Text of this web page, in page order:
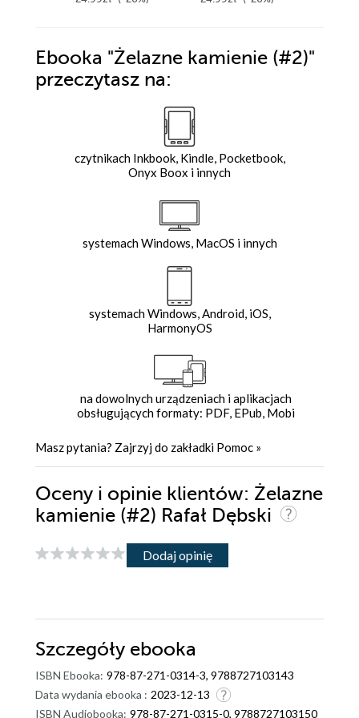
Ebooka "Żelazne kamienie (#2)"
przeczytasz na:
czytnikach Inkbook, Kindle, Pocketbook,
Onyx Boox i innych
systemach Windows, MacOS i innych
systemach Windows, Android, iOS,
HarmonyOS
na dowolnych urządzeniach i aplikacjach
obsługujących formaty: PDF, EPub, Mobi
Masz pytania? Zajrzyj do zakładki Pomoc »
Oceny i opinie klientów: Żelazne
kamienie (#2) Rafał Dębski
Dodaj opinię
Szczegóły ebooka
ISBN Ebooka: 978-87-271-0314-3, 9788727103143
Data wydania ebooka : 2023-12-13
ISBN Audiobooka: 978-87-271-0315-0, 9788727103150